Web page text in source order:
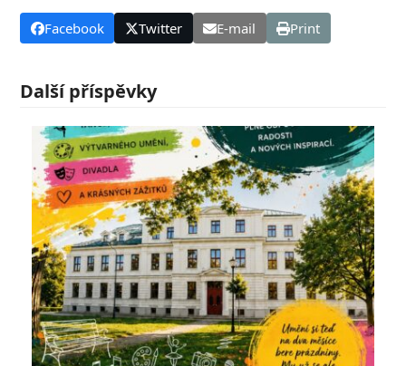
Facebook Twitter E-mail Print
Další příspěvky